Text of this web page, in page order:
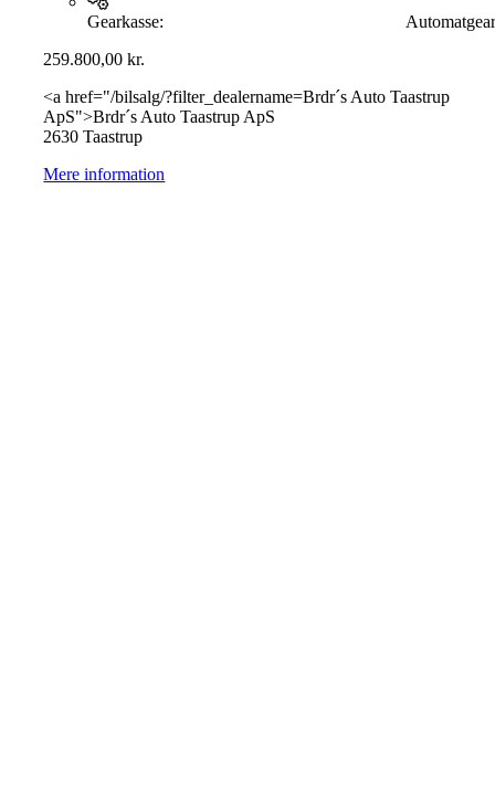
Gearkasse:
Automatgear
259.800,00kr.
<a href="/bilsalg/?filter_dealername=Brdr´s Auto Taastrup
ApS">Brdr´s Auto Taastrup ApS
2630 Taastrup
Mere information